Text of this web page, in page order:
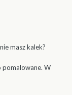
masz kalek?
pomalowane. W